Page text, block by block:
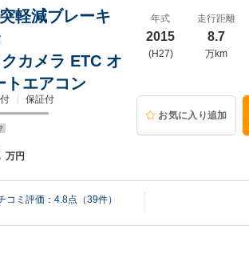
軽減ブレーキ
カメラ ETC オ
トエアコン
保証付
万円
年式
2015
(H27)
走行距離
8.7
万km
お気に入り追加
コミ評価： 4.8点（39件）